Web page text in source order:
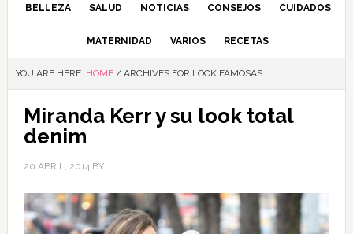
BELLEZA SALUD NOTICIAS CONSEJOS CUIDADOS
MATERNIDAD VARIOS RECETAS
YOU ARE HERE: HOME /ARCHIVES FOR LOOK FAMOSAS
Miranda Kerr y su look total
denim
20 ABRIL, 2014BY